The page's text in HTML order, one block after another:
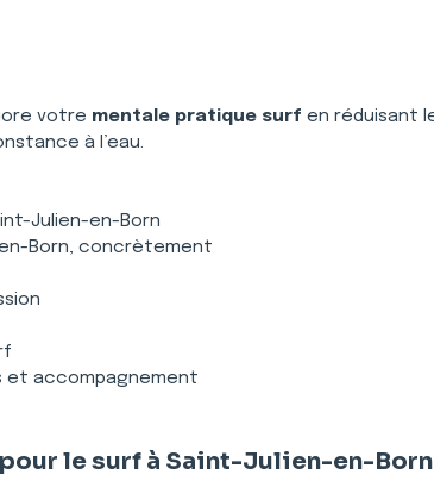
votre mentale pratique surf en réduisant
à l’eau.
Julien-en-Born
Born, concrètement
et accompagnement
le surf à Saint-Julien-en-Born